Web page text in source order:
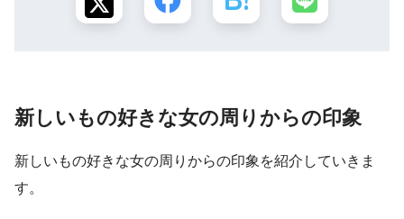
新しいもの好きな女の周りからの印象
新しいもの好きな女の周りからの印象を紹介していきま
す。